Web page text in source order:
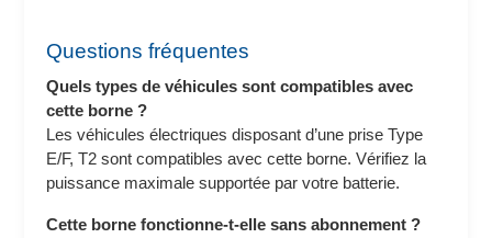
Questions fréquentes
Quels types de véhicules sont compatibles avec
cette borne ?
Les véhicules électriques disposant d’une prise Type
E/F, T2 sont compatibles avec cette borne. Vérifiez la
puissance maximale supportée par votre batterie.
Cette borne fonctionne-t-elle sans abonnement ?